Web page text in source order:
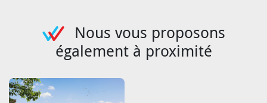
Nous vous proposons
également à proximité